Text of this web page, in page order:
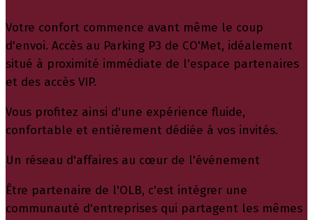
Votre confort commence avant même le coup
d'envoi. Accès au Parking P3 de CO'Met, idéalement
situé à proximité immédiate de l'espace partenaires
et des accès VIP.
Vous profitez ainsi d'une expérience fluide,
confortable et entièrement dédiée à vos invités.
Un réseau d'affaires au cœur de l'événement
Être partenaire de l'OLB, c'est intégrer une
communauté d'entreprises qui partagent les mêmes